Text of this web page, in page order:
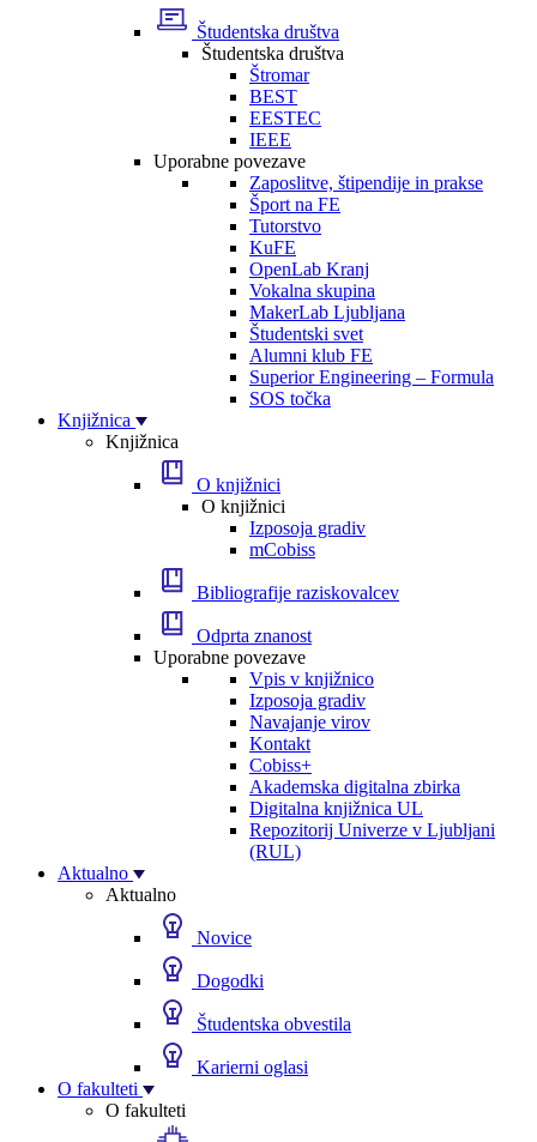
Študentska društva
Študentska društva
Štromar
BEST
EESTEC
IEEE
Uporabne povezave
Zaposlitve, štipendije in prakse
Šport na FE
Tutorstvo
KuFE
OpenLab Kranj
Vokalna skupina
MakerLab Ljubljana
Študentski svet
Alumni klub FE
Superior Engineering – Formula
SOS točka
Knjižnica
Knjižnica
O knjižnici
O knjižnici
Izposoja gradiv
mCobiss
Bibliografije raziskovalcev
Odprta znanost
Uporabne povezave
Vpis v knjižnico
Izposoja gradiv
Navajanje virov
Kontakt
Cobiss+
Akademska digitalna zbirka
Digitalna knjižnica UL
Repozitorij Univerze v Ljubljani
(RUL)
Aktualno
Aktualno
Novice
Dogodki
Študentska obvestila
Karierni oglasi
O fakulteti
O fakulteti